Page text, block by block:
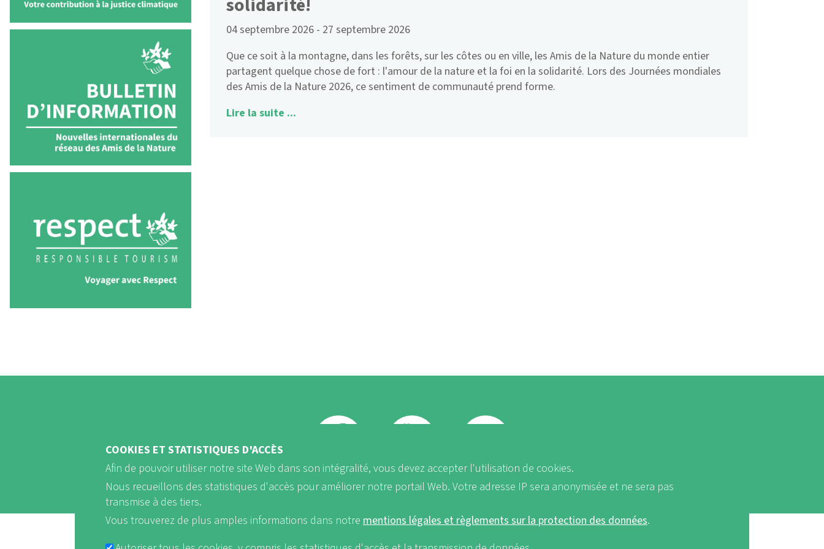
solidarité!
04 septembre 2026- 27 septembre 2026
Que ce soit à la montagne, dans les forêts, sur les côtes ou en ville, les Amis de la Nature du monde entier
partagent quelque chose de fort : l'amour de la nature et la foi en la solidarité. Lors des Journées mondiales
des Amis de la Nature 2026, ce sentiment de communauté prend forme.
Lire la suite ...
FB Youtube Instagram
COOKIES ET STATISTIQUES D'ACCÈS
Afin de pouvoir utiliser notre site Web dans son intégralité, vous devez accepter l'utilisation de cookies.
Nous recueillons des statistiques d'accès pour améliorer notre portail Web. Votre adresse IP sera anonymisée et ne sera pas
transmise à des tiers.
Vous trouverez de plus amples informations dans notre mentions légales et règlements sur la protection des données.